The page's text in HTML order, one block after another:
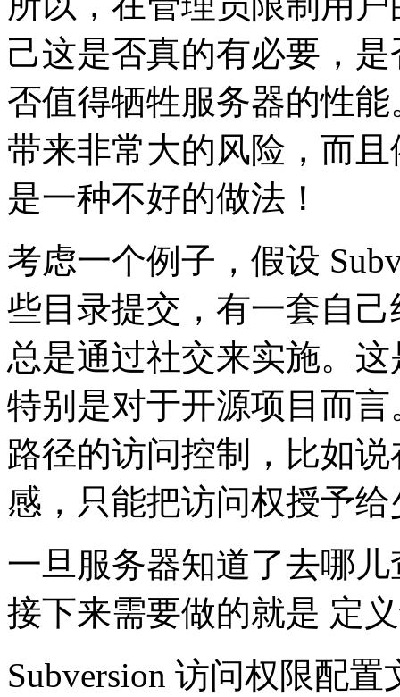
己这是否真的有必要，是
否值得牺牲服务器的性
带来非常大的风险，而
是一种不好的做法！
考虑一个例子，假设
些目录提交，有一套自
总是通过社交来实施。
特别是对于开源项目而
路径的访问控制，比如
感，只能把访问权授予
一旦服务器知道了去哪
接下来需要做的就是 定
Subversion 访问权限配置